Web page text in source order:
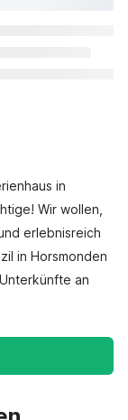
in
Wir wollen,
erlebnisreich
in Horsmonden
an